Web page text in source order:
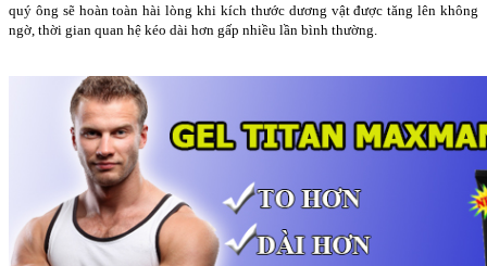
quý ông sẽ hoàn toàn hài lòng khi kích thước dương vật được tăng lên không
ngờ, thời gian quan hệ kéo dài hơn gấp nhiều lần bình thường.